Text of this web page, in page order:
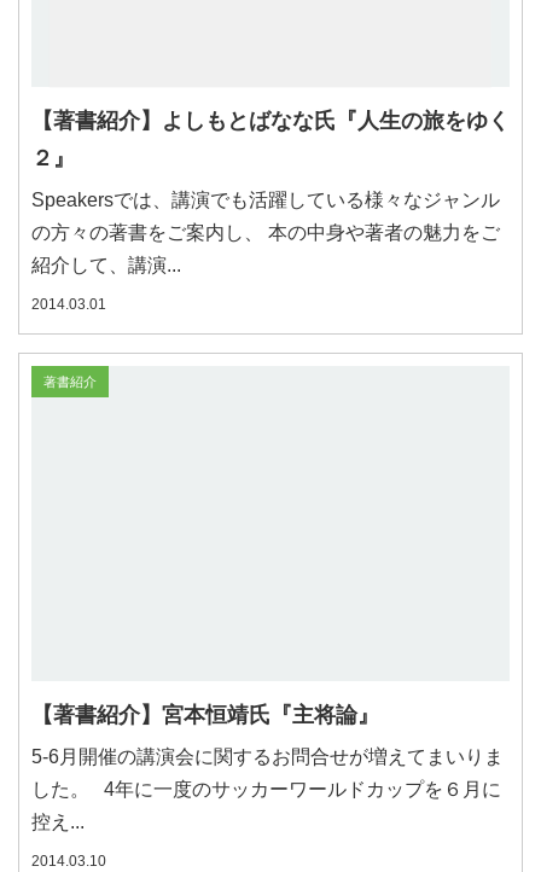
【著書紹介】よしもとばなな氏『人生の旅をゆく
２』
Speakersでは、講演でも活躍している様々なジャンル
の方々の著書をご案内し、 本の中身や著者の魅力をご
紹介して、講演...
2014.03.01
著書紹介
【著書紹介】宮本恒靖氏『主将論』
5-6月開催の講演会に関するお問合せが増えてまいりま
した。 4年に一度のサッカーワールドカップを６月に
控え...
2014.03.10